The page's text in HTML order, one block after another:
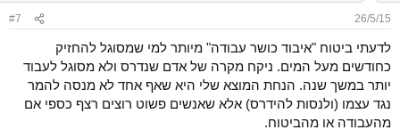
s
:
26/5/15
#7
לדעתי ביטוח "איבוד כושר עבודה" מיותר למי שמסוגל להחזיק
כחודשים מעל המים. ניקח מקרה של אדם שנדרס ולא מסוגל לעבוד
יותר במשך שנה. הנחת המוצא שלי היא שאף אחד לא מנסה להמר
נגד עצמו (ולנסות להידרס) אלא שאנשים פשוט רוצים רצף כספי אם
מהעבודה או מהביטוח.